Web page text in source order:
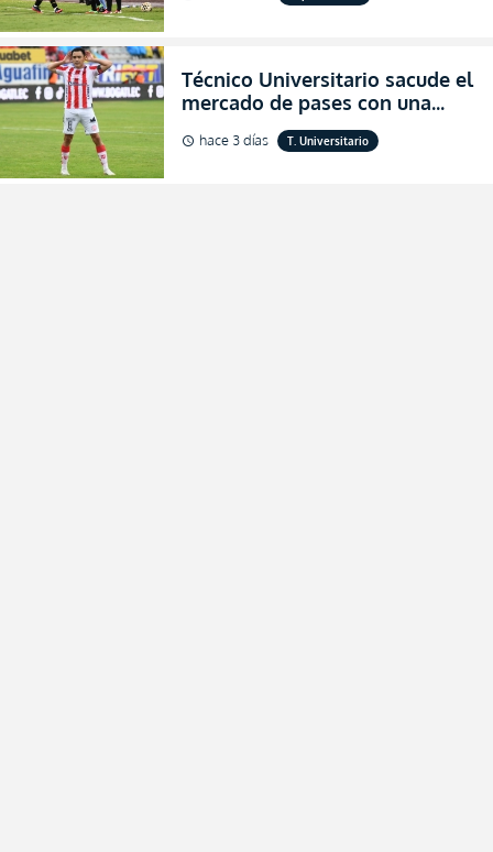
Técnico Universitario sacude el
mercado de pases con una
verdadera revolución para
asegurar la permanencia
schedule hace 3 días T. Universitario